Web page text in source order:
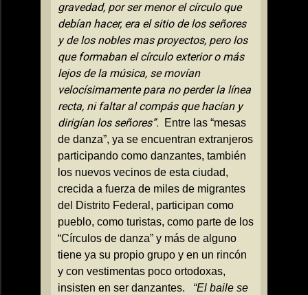
gravedad, por ser menor el círculo que
debían hacer, era el sitio de los señores
y de los nobles mas proyectos, pero los
que formaban el círculo exterior o más
lejos de la música, se movían
velocísimamente para no perder la línea
recta, ni faltar al compás que hacían y
dirigían los señores”.
Entre las “mesas
de danza”, ya se encuentran extranjeros
participando como danzantes, también
los nuevos vecinos de esta ciudad,
crecida a fuerza de miles de migrantes
del Distrito Federal, participan como
pueblo, como turistas, como parte de los
“Círculos de danza” y más de alguno
tiene ya su propio grupo y en un rincón
y con vestimentas poco ortodoxas,
insisten en ser danzantes.
“El baile se